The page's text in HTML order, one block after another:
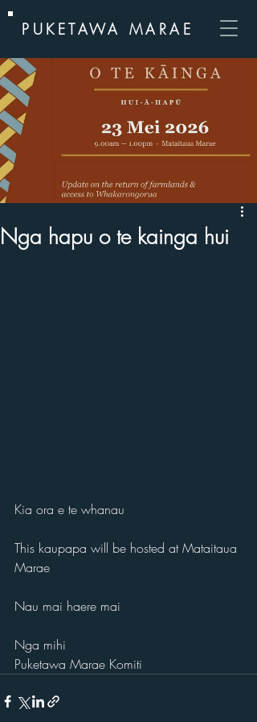
PUKETAWA MARAE
Nga hapu o te kainga hui
Kia ora e te whanau
This kaupapa will be hosted at Mataitaua
Marae
Nau mai haere mai
Nga mihi
Puketawa Marae Komiti